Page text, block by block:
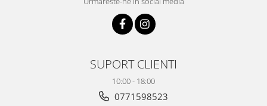
SUPORT CLIENTI
10:00 - 18:00
0771598523